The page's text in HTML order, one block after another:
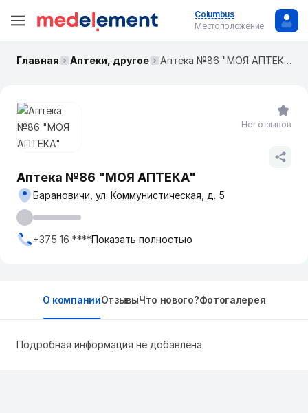
Columbus
Местоположение
Главная Аптеки, другое Аптека №86 "МОЯ АПТЕКА"
Аптека №86 "МОЯ АПТЕКА"
Барановичи, ул. Коммунистическая, д. 5
+375 16 ****Показать полностью
Нет отзывов
О компанииОтзывыЧто нового?Фотогалерея
Подробная информация не добавлена